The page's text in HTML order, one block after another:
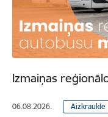
Izmaiņas
06.08.2026. Aizkraukle